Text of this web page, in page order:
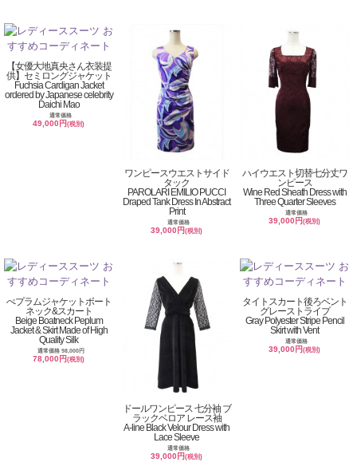
【女優大地真央さん衣装提
供】セミロングジャケット
Fuchsia Cardigan Jacket
ordered by Japanese celebrity
Daichi Mao
通常価格
49,000円(税別)
ワンピースウエストサイド
タック
PAROLARI EMILIO PUCCI
Draped Tank Dress In Abstract
Print
通常価格
39,000円(税別)
ハイウエスト切替七分丈ワ
ンピース
Wine Red Sheath Dress with
Three Quarter Sleeves
通常価格
39,000円(税別)
ぺプラムジャケットボート
ネック&スカート
Beige Boatneck Peplum
Jacket & Skirt Made of High
Quality Silk
通常価格 98,000円
78,000円(税別)
ドールワンピース 七分袖 ブ
ラックベロア レース袖
A-line Black Velour Dress with
Lace Sleeve
通常価格
39,000円(税別)
タイトスカート後ろベント
グレーストライプ
Gray Polyester Stripe Pencil
Skirt with Vent
通常価格
39,000円(税別)